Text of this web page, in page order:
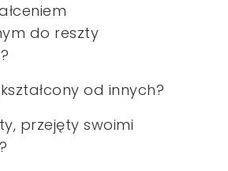
do reszty
od innych?
przejęty swoimi